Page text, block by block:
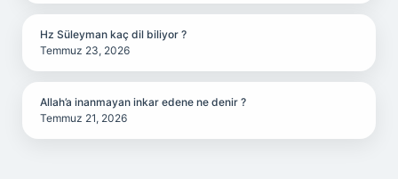
Hz Süleyman kaç dil biliyor ?
Temmuz 23, 2026
Allah’a inanmayan inkar edene ne denir ?
Temmuz 21, 2026